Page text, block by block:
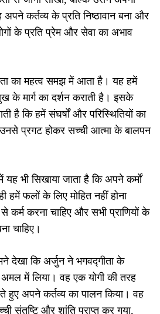
कर्तव्य के प्रति निष्ठावान बना और
के प्रति प्रेम और सेवा का अभाव
का महत्व समझ में आता है। यह हमें
के मार्ग का दर्शन कराती है। इसके
है कि हमें संघर्षों और परिस्थितियों का
प्रगट होकर सच्ची आत्मा के बालपन
भी सिखाया जाता है कि अपने कर्मों
हमें फलों के लिए मोहित नहीं होना
से कर्म करना चाहिए और सभी प्राणियों के
चाहिए।
देखा कि अर्जुन ने भगवद्गीता के
में लिया। वह एक योगी की तरह
हुए अपने कर्तव्य का पालन किया। वह
संतुष्टि और शांति प्राप्त कर गया,